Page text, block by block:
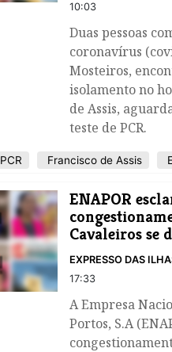
10:03
Duas pessoas
coronavírus
Mosteiros,
isolamento no
de Assis,
teste de PCR.
PCR Francisco de Assis
ENAPOR
Cavaleiros se
EXPRESSO DAS
17:33
A Empresa
Portos, S.A